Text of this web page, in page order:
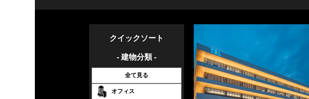
クイックソート
- 建物分類 -
全て見る
オフィス